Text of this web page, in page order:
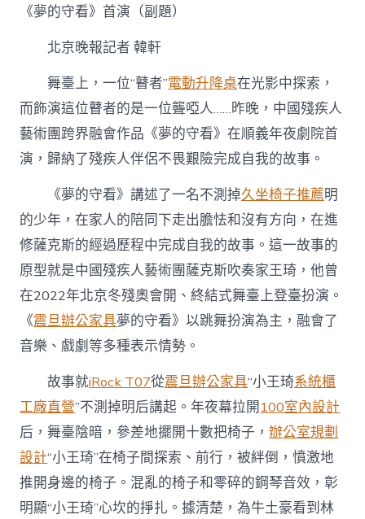
家”〉
中
《夢的守看》首演（副題）
北京晚報記者 韓軒
舞臺上，一位“瞽者”電動升降桌在光影中探索，
而飾演這位瞽者的是一位聾啞人……昨晚，中國殘疾人
藝術團跨界融會作品《夢的守看》在順義年夜劇院首
演，歸納了殘疾人伴侶不畏艱險完成自我的故事。
《夢的守看》講述了一名不測掉久坐椅子推薦明
的少年，在家人的陪同下走出膽怯和沒有方向，在進
修薩克斯的經過歷程中完成自我的故事。這一故事的
原型就是中國殘疾人藝術團薩克斯吹奏家王琦，他曾
在2022年北京冬殘奧會開、終結式舞臺上登臺扮演。
《震旦辦公家具夢的守看》以跳舞扮演為主，融會了
音樂、戲劇等多種表示情勢。
故事就iRock T07從震旦辦公家具“小王琦系統櫃
工廠直營”不測掉明后講起。年夜幕拉開 100室內設計
后，舞臺陰暗，參差地擺開十數把椅子，辦公室規劃
設計“小王琦”在椅子間探索、前行，被絆倒，憤激地
推開身邊的椅子。混亂的椅子和零碎的鋼琴音效，彰
明顯“小王琦”心坎的掙扎。據清楚，為牛土豪看到林